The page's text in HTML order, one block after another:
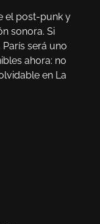
el post-punk y
sonora. Si
París será uno
ahora: no
en La